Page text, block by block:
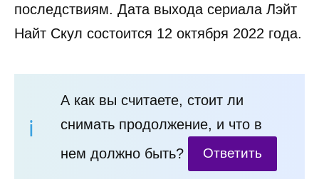
последствиям. Дата выхода сериала Лэйт
Найт Скул состоится 12 октября 2022 года.
А как вы считаете, стоит ли
снимать продолжение, и что в
нем должно быть?
Ответить